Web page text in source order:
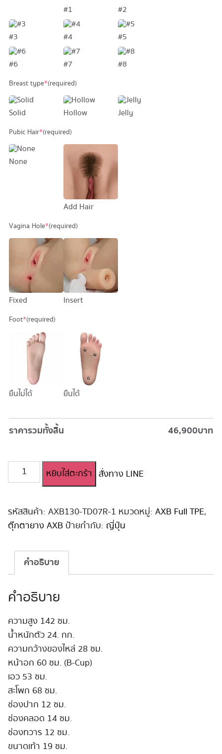
#1 #2
#3 #4 #5
#6 #7 #8
Breast type*(required)
Solid Hollow Jelly
Pubic Hair*(required)
None
Add Hair
Vagina Hole*(required)
Fixed Insert
Foot*(required)
ยืนไม่ได้ ยืนได้
ราคารวมทั้งสิ้น 46,900บาท
จำนวน
ตุ๊กตา
น่า
รัก
AXB
#TD07
หยิบใส่ตะกร้า สั่งทาง LINE
รหัสสินค้า: AXB130-TD07R-1 หมวดหมู่: AXB Full TPE,
ตุ๊กตายาง AXB ป้ายกำกับ: ญี่ปุ่น
คำอธิบาย
คำอธิบาย
ความสูง 142 ซม.
น้ำหนักตัว 24. กก.
ความกว้างของไหล่ 28 ซม.
หน้าอก 60 ซม. (B-Cup)
เอว 53 ซม.
สะโพก 68 ซม.
ช่องปาก 12 ซม.
ช่องคลอด 14 ซม.
ช่องทวาร 12 ซม.
ขนาดเท้า 19 ซม.